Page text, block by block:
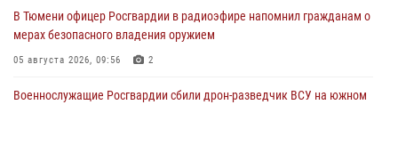
В Тюмени офицер Росгвардии в радиоэфире напомнил гражданам о
мерах безопасного владения оружием
05 августа 2026, 09:56 2
Военнослужащие Росгвардии сбили дрон-разведчик ВСУ на южном